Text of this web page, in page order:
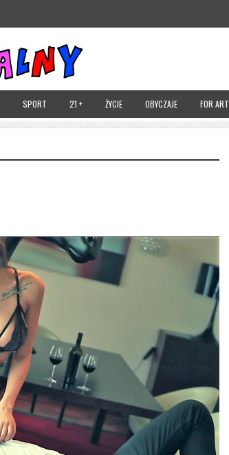
SPORT 21 + ŻYCIE OBYCZAJE FOR ART